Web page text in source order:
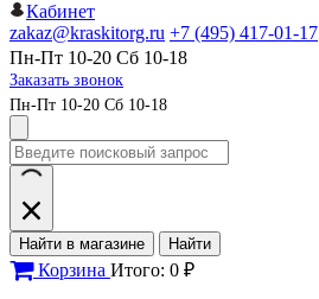
Кабинет
zakaz@kraskitorg.ru +7 (495) 417-01-17
Пн-Пт 10-20 Сб 10-18
Заказать звонок
Пн-Пт 10-20 Сб 10-18
Найти в магазине Найти
Корзина Итого: 0 ₽